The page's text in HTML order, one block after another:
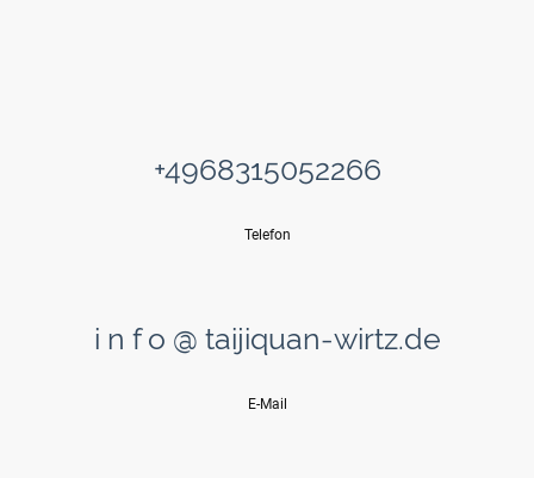
+4968315052266
Telefon
i n f o @ taijiquan-wirtz.de
E-Mail